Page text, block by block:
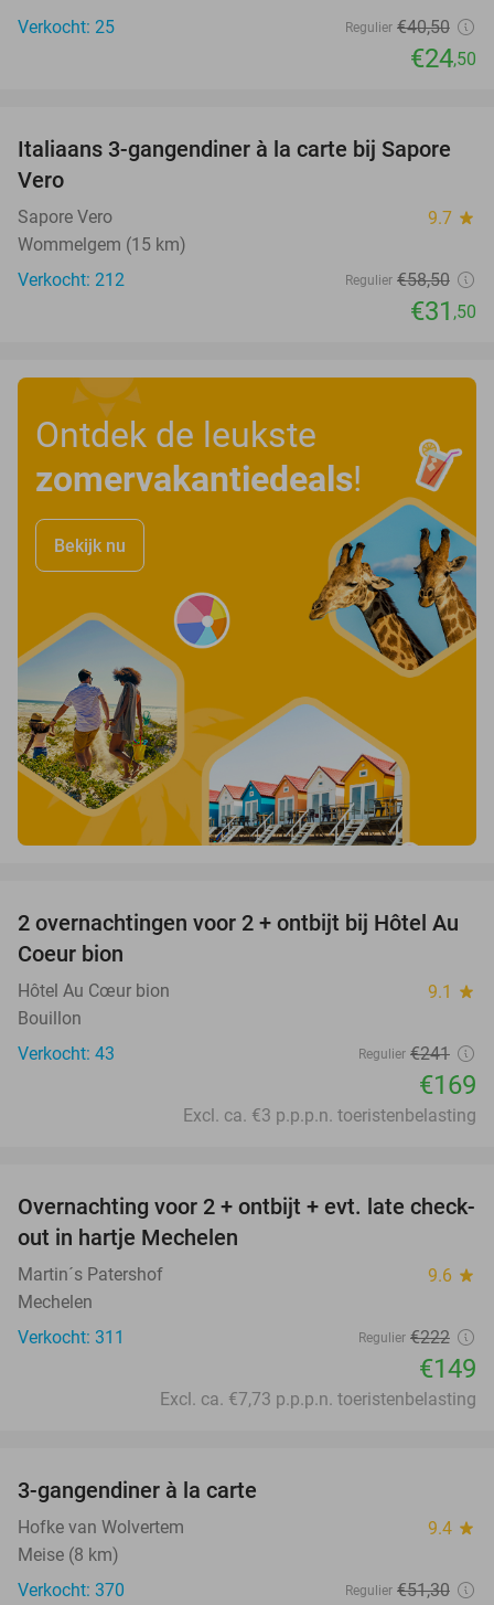
Verkocht: 25
Regulier €40,50
€24,50
46%
Italiaans 3-gangendiner à la carte bij Sapore
Vero
Sapore Vero 9.7 star
Wommelgem (15 km)
Verkocht: 212
Regulier €58,50
€31 ,50
Ontdek de leukste
zomervakantiedeals!
Bekijk nu
30%
2 overnachtingen voor 2 + ontbijt bij Hôtel Au
Coeur bion
Hôtel Au Cœur bion 9.1 star
Bouillon
Verkocht: 43
Regulier €241
€169
Excl. ca. €3 p.p.p.n. toeristenbelasting
33%
Overnachting voor 2 + ontbijt + evt. late check-
out in hartje Mechelen
Martin´s Patershof 9.6 star
Mechelen
Verkocht: 311
Regulier €222
€149
Excl. ca. €7,73 p.p.p.n. toeristenbelasting
3-gangendiner à la carte
Hofke van Wolvertem 9.4 star
Meise (8 km)
Verkocht: 370
Regulier €51,30